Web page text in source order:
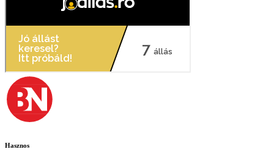
Hasznos